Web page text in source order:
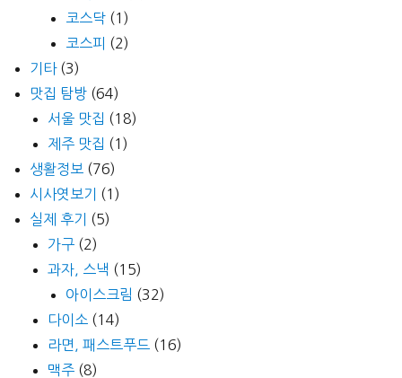
코스닥 (1)
코스피 (2)
기타(3)
맛집 탐방 (64)
서울 맛집 (18)
제주 맛집 (1)
생활정보 (76)
시사엿보기
(1)
실제 후기
(5)
가구 (2)
과자, 스낵 (15)
아이스크림 (32)
다이소 (14)
라면, 패스트푸드 (16)
맥주 (8)